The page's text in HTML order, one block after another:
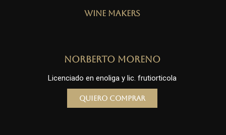
Wine Makers
Norberto Moreno
Licenciado en enoliga y lic. frutiorticola
Quiero comprar